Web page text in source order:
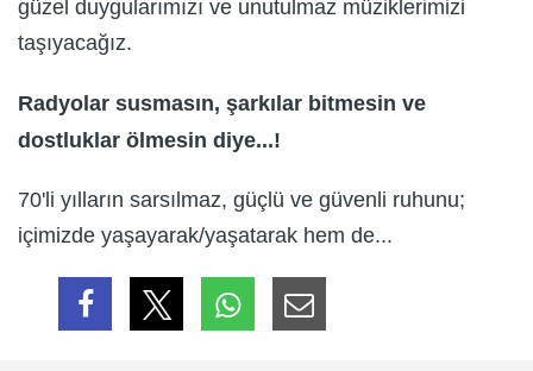
güzel duygularımızı ve unutulmaz müziklerimizi
taşıyacağız.
Radyolar susmasın, şarkılar bitmesin ve
dostluklar ölmesin diye...!
70'li yılların sarsılmaz, güçlü ve güvenli ruhunu;
içimizde yaşayarak/yaşatarak hem de...